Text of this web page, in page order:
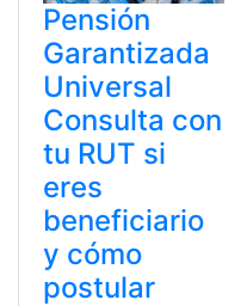
Pensión
Garantizada
Universal
Consulta con
tu RUT si
eres
beneficiario
y cómo
postular